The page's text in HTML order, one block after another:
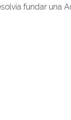
fundar una